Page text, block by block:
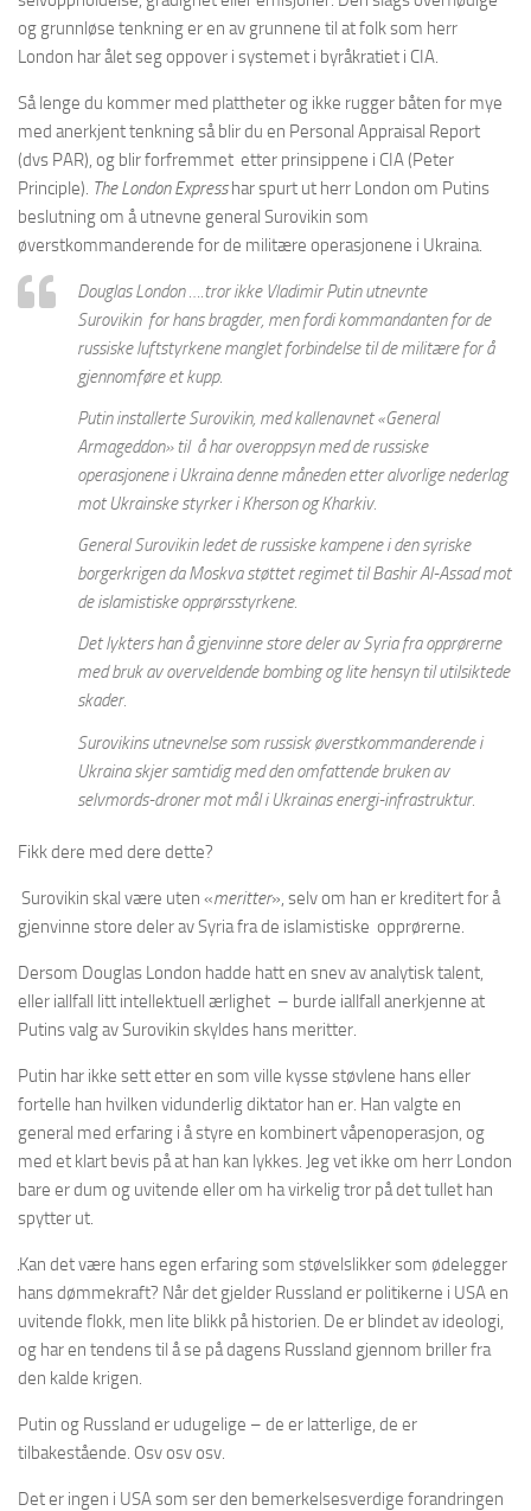
og grunnløse tenkning er en av grunnene til at folk som herr
London har ålet seg oppover i systemet i byråkratiet i CIA.
Så lenge du kommer med plattheter og ikke rugger båten for mye
med anerkjent tenkning så blir du en Personal Appraisal Report
(dvs PAR), og blir forfremmet etter prinsippene i CIA (Peter
Principle). The London Expresshar spurt ut herr London om Putins
beslutning om å utnevne general Surovikin som
øverstkommanderende for de militære operasjonene i Ukraina.
Douglas London ….tror ikke Vladimir Putin utnevnte
Surovikin for hans bragder, men fordi kommandanten for de
russiske luftstyrkene manglet forbindelse til de militære for å
gjennomføre et kupp.
Putin installerte Surovikin, med kallenavnet«General
Armageddon» til å har overoppsyn med de russiske
operasjonene i Ukraina denne måneden etter alvorlige nederlag
mot Ukrainske styrker i Kherson og Kharkiv.
General Surovikin ledet de russiske kampene i den syriske
borgerkrigen da Moskva støttet regimet til Bashir Al-Assad mot
de islamistiske opprørsstyrkene.
Det lykters han å gjenvinne store deler av Syria fra opprørerne
med bruk av overveldende bombing og lite hensyn til utilsiktede
skader.
Surovikins utnevnelse som russisk øverstkommanderende i
Ukraina skjer samtidig med den omfattende bruken av
selvmords-droner mot mål i Ukrainas energi-infrastruktur.
Fikk dere med dere dette?
Surovikin skal være uten «meritter», selv om han er kreditert for å
gjenvinne store deler av Syria fra de islamistiske opprørerne.
Dersom Douglas London hadde hatt en snev av analytisk talent,
eller iallfall litt intellektuell ærlighet – burde iallfall anerkjenne at
Putins valg av Surovikin skyldes hans meritter.
Putin har ikke sett etter en som ville kysse støvlene hans eller
fortelle han hvilken vidunderlig diktator han er. Han valgte en
general med erfaring i å styre en kombinert våpenoperasjon, og
med et klart bevis på at han kan lykkes. Jeg vet ikke om herr London
bare er dum og uvitende eller om ha virkelig tror på det tullet han
spytter ut.
Kan det være hans egen erfaring som støvelslikker som ødelegger
hans dømmekraft? Når det gjelder Russland er politikerne i USA en
uvitende flokk, men lite blikk på historien. De er blindet av ideologi,
og har en tendens til å se på dagens Russland gjennom briller fra
den kalde krigen.
Putin og Russland er udugelige – de er latterlige, de er
tilbakestående. Osv osv osv.
Det er ingen i USA som ser den bemerkelsesverdige forandringen